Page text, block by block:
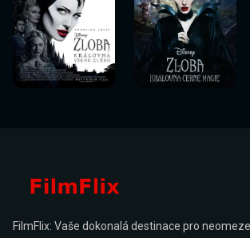
Sledovat
nyní
Sledovat
nyní
Sledovat
nyní
Sledovat
nyní
FilmFlix: Vaše dokonalá destinace pro